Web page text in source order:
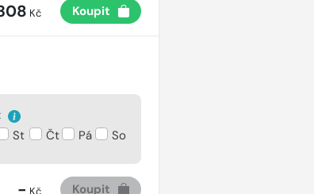
Kč Koupit
St Čt Pá So
- Koupit